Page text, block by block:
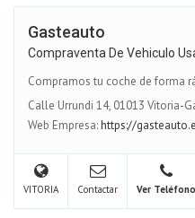
Gasteauto
Compraventa De Vehiculo
Compramos tu coche de forma
Calle Urrundi 14, 01013 Vitoria-
Web Empresa:https://
VITORIA Contactar Ver Teléfono